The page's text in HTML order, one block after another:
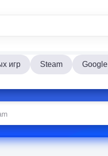
игр Steam